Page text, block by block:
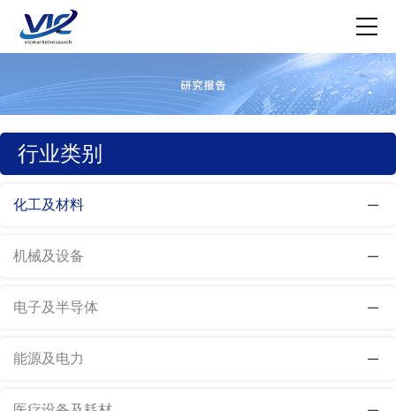
行业类别
化工及材料
机械及设备
电子及半导体
能源及电力